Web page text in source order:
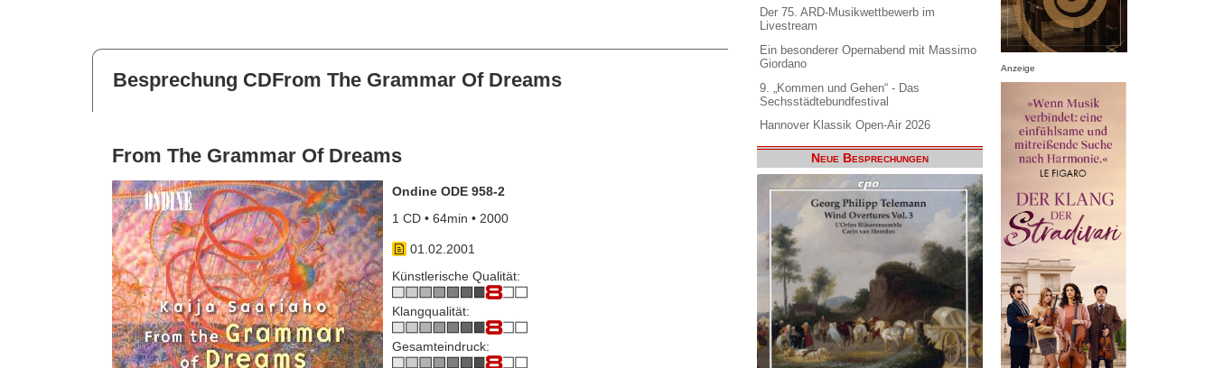
Besprechung CDFrom The Grammar Of Dreams
From The Grammar Of Dreams
Ondine ODE 958-2
1 CD • 64min • 2000
01.02.2001
Künstlerische Qualität:
Klangqualität:
Gesamteindruck:
Der 75. ARD-Musikwettbewerb im
Livestream
Ein besonderer Opernabend mit Massimo
Giordano
9. „Kommen und Gehen“ - Das
Sechsstädtebundfestival
Hannover Klassik Open-Air 2026
Neue Besprechungen
Anzeige